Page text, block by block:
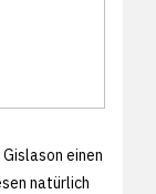
einen
natürlich